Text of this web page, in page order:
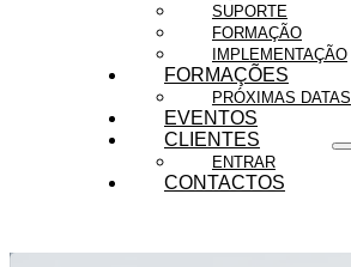
SUPORTE
FORMAÇÃO
IMPLEMENTAÇÃO
FORMAÇÕES
PRÓXIMAS DATAS
EVENTOS
CLIENTES
ENTRAR
CONTACTOS